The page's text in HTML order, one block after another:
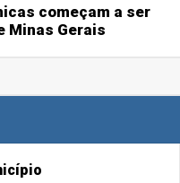
começam a ser
Minas Gerais